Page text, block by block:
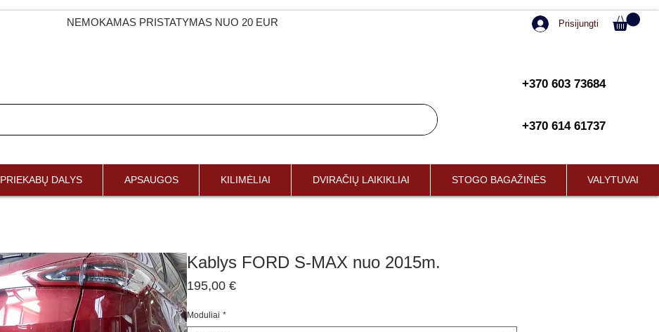
NEMOKAMAS PRISTATYMAS NUO 20 EUR Prisijungti
+370 603 73684
+370 614 61737
PRIEKABŲ DALYS APSAUGOS KILIMĖLIAI DVIRAČIŲ LAIKIKLIAI STOGO BAGAŽINĖS VALYTUVAI
Kablys FORD S-MAX nuo 2015m.
195,00 €Price
Moduliai *